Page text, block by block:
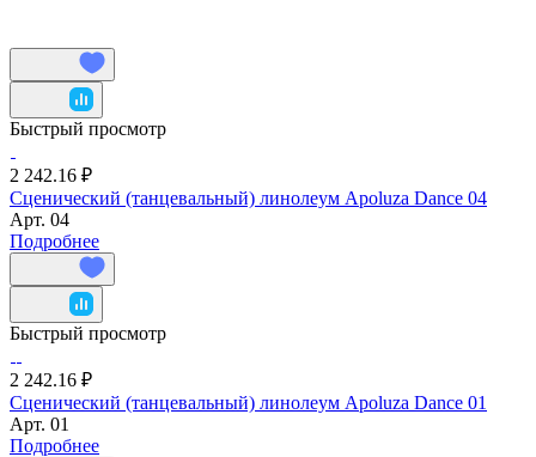
Быстрый просмотр
2 242.16 ₽
Сценический (танцевальный) линолеум Apoluza Dance 04
Арт. 04
Подробнее
Быстрый просмотр
2 242.16 ₽
Сценический (танцевальный) линолеум Apoluza Dance 01
Арт. 01
Подробнее